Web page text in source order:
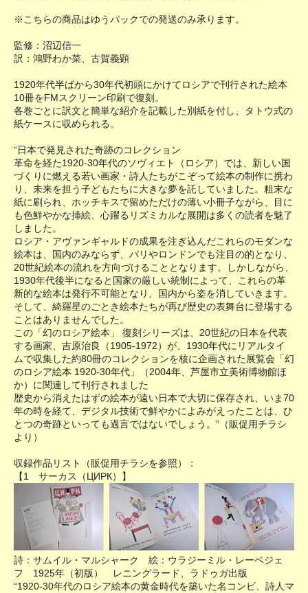
※こちらの商品はゆうパックでの発送のみ承ります。
監修：沼辺信一
訳：鴻野わか菜、古賀義顕
1920年代半ばから30年代初頭にかけてロシアで刊行された絵本
10冊をFMスクリーン印刷で復刻。
各巻ごとに訳文と簡単な紹介を記載した別紙を付し、タトウ式の
紙ケースに収められる。
“日本で発見された奇跡のコレクション
革命を経た1920-30年代のソヴィエト（ロシア）では、新しい国
づくりに燃える若い画家・詩人たちがこぞって絵本の制作に携わ
り、未来を担う子どもたちに大きな夢を託していました。粗末な
紙に刷られ、ホッチキスで留めただけの薄い小冊子ながら、目に
も色鮮やかな挿絵、心躍るリズミカルな展開は多くの読者を魅了
しました。
ロシア・アヴァンギャルドの成果を注ぎ込んだこれらのモダンな
絵本は、国内のみならず、パリやロンドンでも注目の的となり、
20世紀絵本の流れを方向づけることとなります。しかしながら、
1930年代後半になると国家の厳しい統制によって、これらの革
新的な絵本は発行不可能となり、国内から姿を消していきます。
そして、綺羅星のごとき絵本たちが再び歴史の表舞台に登場する
ことはありませんでした。
この「幻のロシア絵本」 復刻シリーズは、20世紀の日本を代表
する画家、吉原治良（1905-1972）が、1930年代にリアルタイ
ムで収集した約80冊のコレクションを核に企画された展覧会「幻
のロシア絵本 1920-30年代」（2004年、芦屋市立美術博物館ほ
か）に関連して刊行されました
歴史から消えたはずの絵本が遠い日本で大切に保存され、いま70
年の時を経て、デジタル技術で鮮やかによみがえったことは、ひ
とつの奇跡といっても過言ではないでしょう。”（販促用チラシ
より）
収録作品リスト（販促用チラシを参照）：
【1 サーカス（ЦИРК）】
詩：サムイル・マルシャーク 絵：ウラジーミル・レーベジェ
フ 1925年（初版） レニングラード、ラドゥガ出版
“1920-30年代のロシア絵本の黄金時代を築いた名コンビ、詩人マ